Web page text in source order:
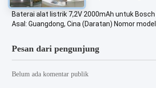
Baterai alat listrik 7,2V 2000mAh untuk
Asal: Guangdong, Cina (Daratan) Nomor
Pesan dari pengunjung
Belum ada komentar publik